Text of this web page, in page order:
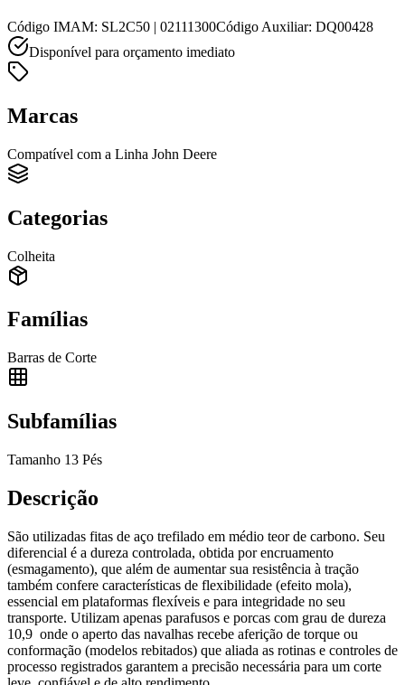
Código IMAM: SL2C50 | 02111300Código Auxiliar: DQ00428
Disponível para orçamento imediato
Marcas
Compatível com a Linha John Deere
Categorias
Colheita
Famílias
Barras de Corte
Subfamílias
Tamanho 13 Pés
Descrição
São utilizadas fitas de aço trefilado em médio teor de carbono. Seu
diferencial é a dureza controlada, obtida por encruamento
(esmagamento), que além de aumentar sua resistência à tração
também confere características de flexibilidade (efeito mola),
essencial em plataformas flexíveis e para integridade no seu
transporte. Utilizam apenas parafusos e porcas com grau de dureza
10,9 onde o aperto das navalhas recebe aferição de torque ou
conformação (modelos rebitados) que aliada as rotinas e controles de
processo registrados garantem a precisão necessária para um corte